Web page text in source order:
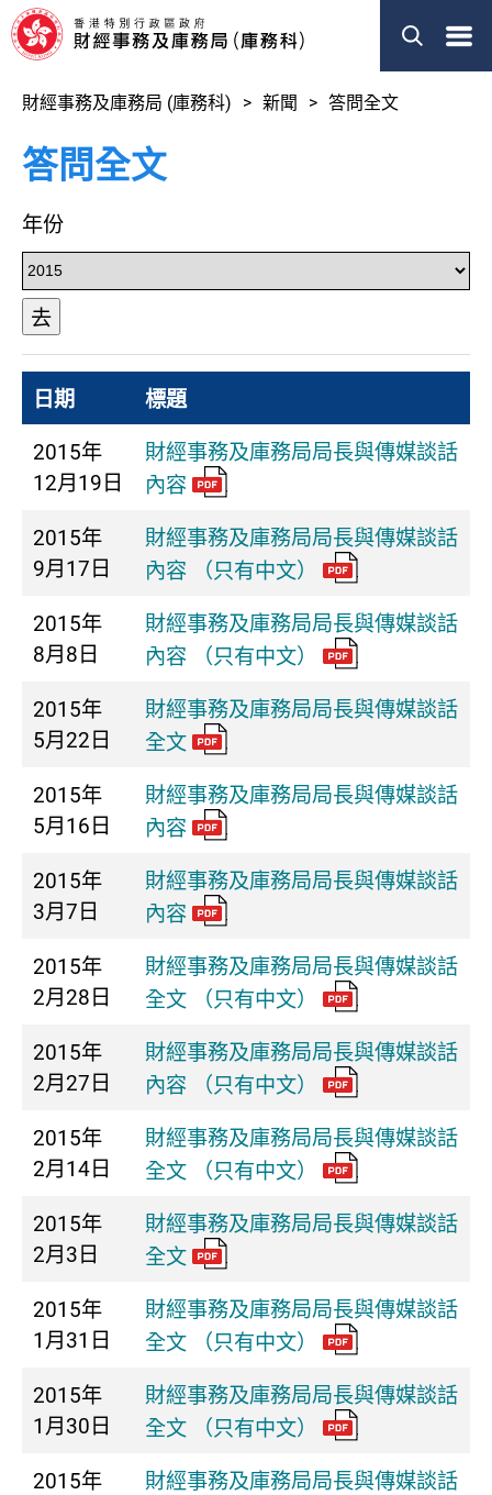
菜
財經事務及庫務局 (庫務科) 新聞 答問全文
答問全文
年份
去
日期 標題
2015年
12月19日
財經事務及庫務局局長與傳媒談話
內容
2015年
9月17日
財經事務及庫務局局長與傳媒談話
內容 （只有中文）
2015年
8月8日
財經事務及庫務局局長與傳媒談話
內容 （只有中文）
2015年
5月22日
財經事務及庫務局局長與傳媒談話
全文
2015年
5月16日
財經事務及庫務局局長與傳媒談話
內容
2015年
3月7日
財經事務及庫務局局長與傳媒談話
內容
2015年
2月28日
財經事務及庫務局局長與傳媒談話
全文 （只有中文）
2015年
2月27日
財經事務及庫務局局長與傳媒談話
內容 （只有中文）
2015年
2月14日
財經事務及庫務局局長與傳媒談話
全文 （只有中文）
2015年
2月3日
財經事務及庫務局局長與傳媒談話
全文
2015年
1月31日
財經事務及庫務局局長與傳媒談話
全文 （只有中文）
2015年
1月30日
財經事務及庫務局局長與傳媒談話
全文 （只有中文）
2015年
財經事務及庫務局局長與傳媒談話